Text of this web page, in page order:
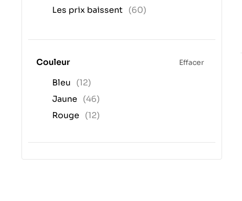
Les prix baissent (60)
Couleur Effacer
Bleu
(12)
Jaune
(46)
Rouge
(12)